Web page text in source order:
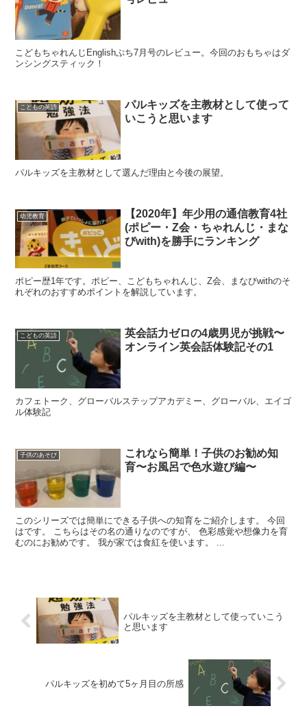
こどもちゃれんじEnglishぷち7月号のレビュー。今回のおもちゃはダ
ンシングスティック！
こどもの英語
パルキッズを主教材として使って
いこうと思います
パルキッズを主教材として選んだ理由と今後の展望。
幼児教育
【2020年】年少用の通信教育4社
(ポピー・Z会・ちゃれんじ・まな
びwith)を勝手にランキング
ポピー歴1年です。ポピー、こどもちゃれんじ、Z会、まなびwithのそ
れぞれのおすすめポイントを解説しています。
こどもの英語
英会話力ゼロの4歳男児が挑戦〜
オンライン英会話体験記その1
カフェトーク、グローバルステップアカデミー、グローバル、エイゴ
ル体験記
子供のあそび
これなら簡単！子供のお勧め知
育〜お風呂で色水遊び編〜
このシリーズでは簡単にできる子供への知育をご紹介します。 今回
はです。 こちらはその名の通りなのですが、 色彩感覚や想像力を育
むのにお勧めです。 我が家では食紅を使います。 ...
パルキッズを主教材として使っていこう
と思います
パルキッズを初めて5ヶ月目の所感